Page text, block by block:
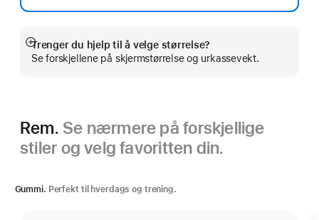
Trenger du hjelp til å velge størrelse?
Se forskjellene på skjermstørrelse og urkassevekt.
Mer
Rem. Se nærmere på forskjellige
stiler og velg favoritten din.
Gummi. Perfekt til hverdags og trening.